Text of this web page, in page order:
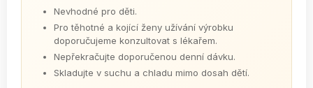
Nevhodné pro děti.
Pro těhotné a kojící ženy užívání výrobku
doporučujeme konzultovat s lékařem.
Nepřekračujte doporučenou denní dávku.
Skladujte v suchu a chladu mimo dosah dětí.